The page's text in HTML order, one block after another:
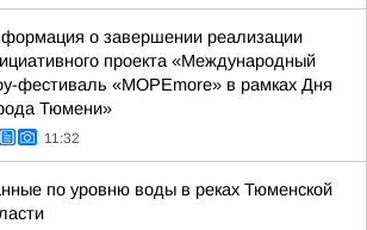
о завершении реализации
проекта «Международный
фестиваль «МОРЕmore» в рамках Дня
Тюмени»
11:32
по уровню воды в реках Тюменской